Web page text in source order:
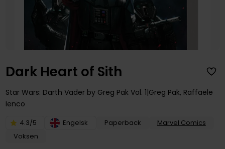
Dark Heart of Sith
Star Wars: Darth Vader by Greg Pak Vol. 1 Greg Pak, Raffaele
Ienco
4.3/5 Engelsk Paperback
Marvel Comics
Voksen